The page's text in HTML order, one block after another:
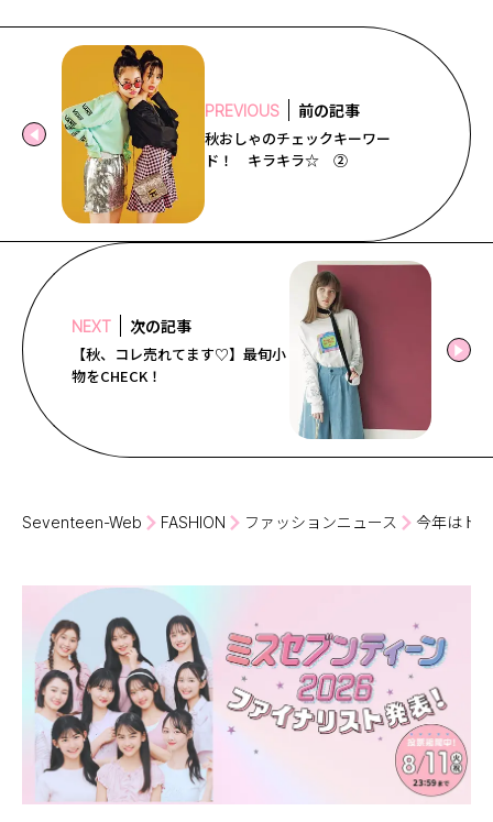
PREVIOUS 前の記事
秋おしゃのチェックキーワー
ド！ キラキラ☆ ②
NEXT 次の記事
【秋、コレ売れてます♡】最旬小
物をCHECK！
Seventeen-Web FASHION ファッションニュース 今年はト